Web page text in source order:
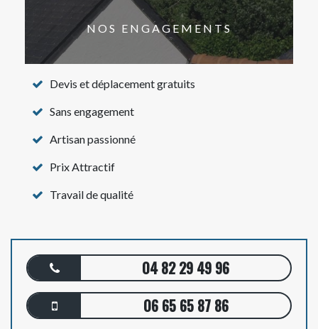
NOS ENGAGEMENTS
Devis et déplacement gratuits
Sans engagement
Artisan passionné
Prix Attractif
Travail de qualité
04 82 29 49 96
06 65 65 87 86